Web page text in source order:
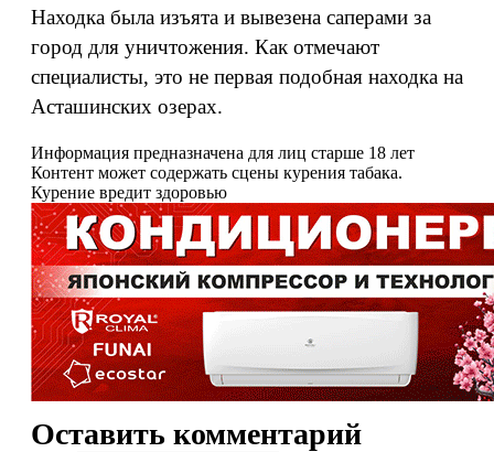
Находка была изъята и вывезена саперами за
город для уничтожения. Как отмечают
специалисты, это не первая подобная находка на
Асташинских озерах.
Информация предназначена для лиц старше 18 лет
Контент может содержать сцены курения табака.
Курение вредит здоровью
Оставить комментарий